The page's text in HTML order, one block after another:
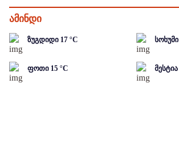
ამინდი
ზუგდიდი 17 °C სოხუმი
ფოთი 15 °C მესტია